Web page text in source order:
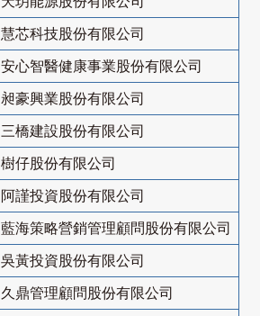
慧芯科技股份有限公司
安心智醫健康事業股份有限公司
昶豪興業股份有限公司
三橋建設股份有限公司
樹仔股份有限公司
阿謹投資股份有限公司
藍海策略營銷管理顧問股份有限公司
吳黃投資股份有限公司
久鼎管理顧問股份有限公司